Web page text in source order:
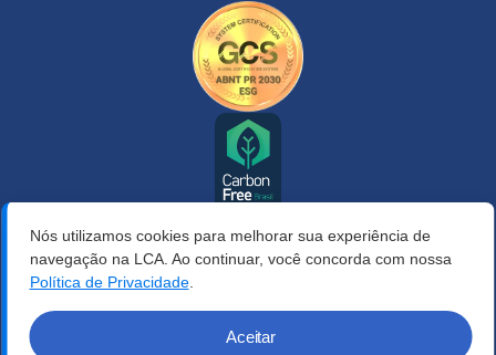
Nós utilizamos cookies para melhorar sua experiência de
navegação na LCA. Ao continuar, você concorda com nossa
Política de Privacidade.
Aceitar